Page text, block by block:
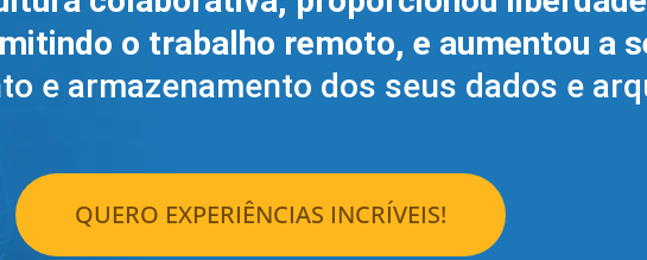
o trabalho remoto, e aumentou a
e armazenamento dos seus dados e
QUERO EXPERIÊNCIAS INCRÍVEIS!